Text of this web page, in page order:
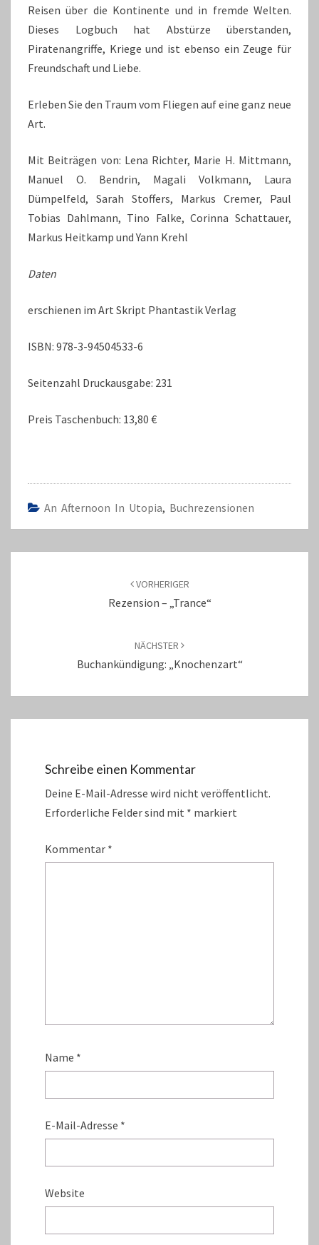
Reisen über die Kontinente und in fremde Welten.
Dieses Logbuch hat Abstürze überstanden,
Piratenangriffe, Kriege und ist ebenso ein Zeuge für
Freundschaft und Liebe.
Erleben Sie den Traum vom Fliegen auf eine ganz neue
Art.
Mit Beiträgen von: Lena Richter, Marie H. Mittmann,
Manuel O. Bendrin, Magali Volkmann, Laura
Dümpelfeld, Sarah Stoffers, Markus Cremer, Paul
Tobias Dahlmann, Tino Falke, Corinna Schattauer,
Markus Heitkamp und Yann Krehl
Daten
erschienen im Art Skript Phantastik Verlag
ISBN: 978-3-94504533-6
Seitenzahl Druckausgabe: 231
Preis Taschenbuch: 13,80 €
An Afternoon In Utopia, Buchrezensionen
VORHERIGER
Rezension – „Trance“
NÄCHSTER
Buchankündigung: „Knochenzart“
Schreibe einen Kommentar
Deine E-Mail-Adresse wird nicht veröffentlicht.
Erforderliche Felder sind mit * markiert
Kommentar *
Name *
E-Mail-Adresse *
Website